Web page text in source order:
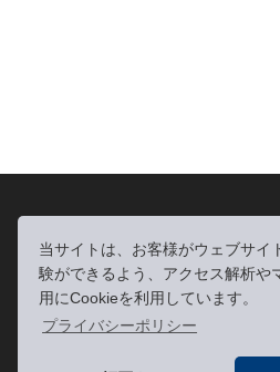
当サイトは、お客様がウェブサイ
験ができるよう、アクセス解析や
用にCookieを利用しています。
プライバシーポリシー
利用規約|個人情報の取り扱
特定商取引法に基づく表記